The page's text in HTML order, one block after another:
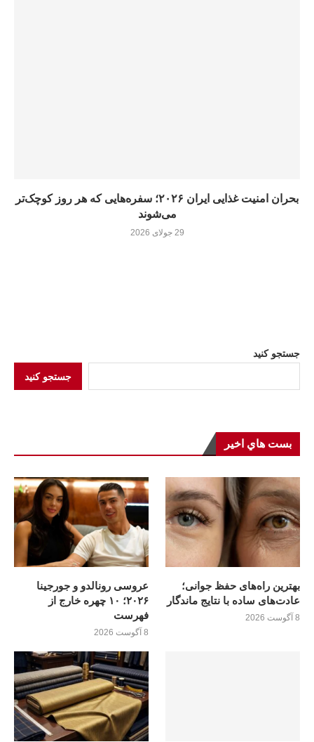
بحران امنیت غذایی ایران ۲۰۲۶؛ سفره‌هایی که هر روز کوچک‌تر
می‌شوند
29 جولای 2026
جستجو کنید
جستجو کنید
بست هاي اخير
بهترین راه‌های حفظ جوانی؛
عادت‌های ساده با نتایج ماندگار
8 آگوست 2026
عروسی رونالدو و جورجینا
۲۰۲۶؛ ۱۰ چهره خارج از
فهرست
8 آگوست 2026